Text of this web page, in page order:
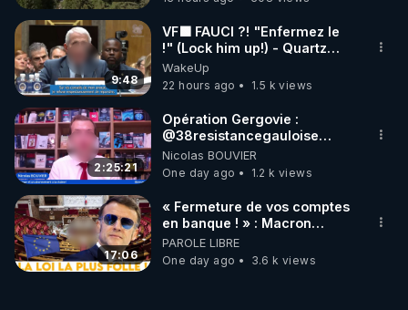
9:48
VF🟩 FAUCI ?! "Enfermez le
!" (Lock him up!) - Quartz
Traduction
WakeUp
22 hours ago
1.5 k views
2:25:21
Opération Gergovie :
‪@38resistancegauloise‬
‪@MarionSigautOfficiel‬
‪@gladysriifard5710‬ Laëtitia
Nicolas BOUVIER
One day ago
1.2 k views
17:06
« Fermeture de vos comptes
en banque ! » : Macron
impose une loi folle !
PAROLE LIBRE
One day ago
3.6 k views